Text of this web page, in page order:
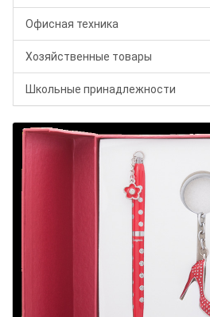
Офисная техника
Хозяйственные товары
Школьные принадлежности